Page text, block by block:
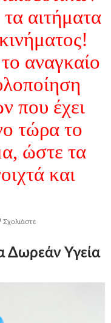
αιτήματα
αναγκαίο
που έχει
τώρα το
ώστε τα
και
Σχολιάστε
Δωρεάν Υγεία